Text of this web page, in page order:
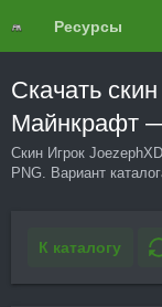
Ресурсы
Скачать
Майнкрафт
Скин Игрок
PNG. Вариант
К каталогу